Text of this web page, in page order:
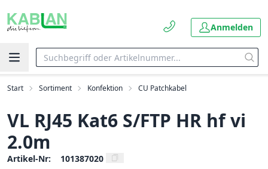
Anmelden
Start Sortiment Konfektion CU Patchkabel
VL RJ45 Kat6 S/FTP HR hf vi
2.0m
Artikel-Nr: 101387020